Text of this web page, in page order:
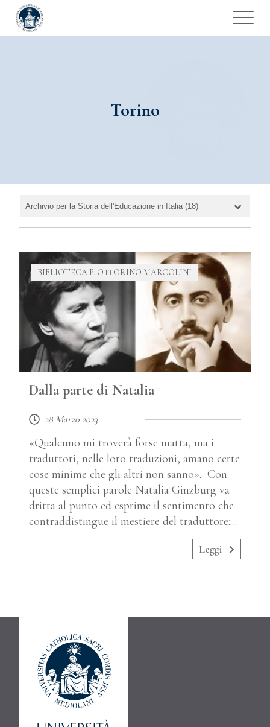
Torino
BIBLIOTECA P. OTTORINO MARCOLINI
Dalla parte di Natalia
28 Marzo 2023
«Qualcuno mi troverà forse matta, ma i
traduttori, nelle loro traduzioni, amano certe
cose minime che gli altri non sanno». Con
queste semplici parole Natalia Ginzburg va
dritta al punto ed esprime il sentimento che
contraddistingue il mestiere del traduttore:…
Leggi